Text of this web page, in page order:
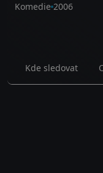
Komedie 2006
Kde sledovat